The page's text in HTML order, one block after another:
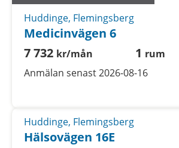
Huddinge, Flemingsberg
Medicinvägen 6
7 732 kr/mån 1 rum
Anmälan senast 2026-08-16
Huddinge, Flemingsberg
Hälsovägen 16E